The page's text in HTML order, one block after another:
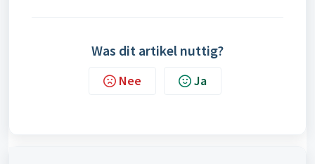
Was dit artikel nuttig?
Nee Ja